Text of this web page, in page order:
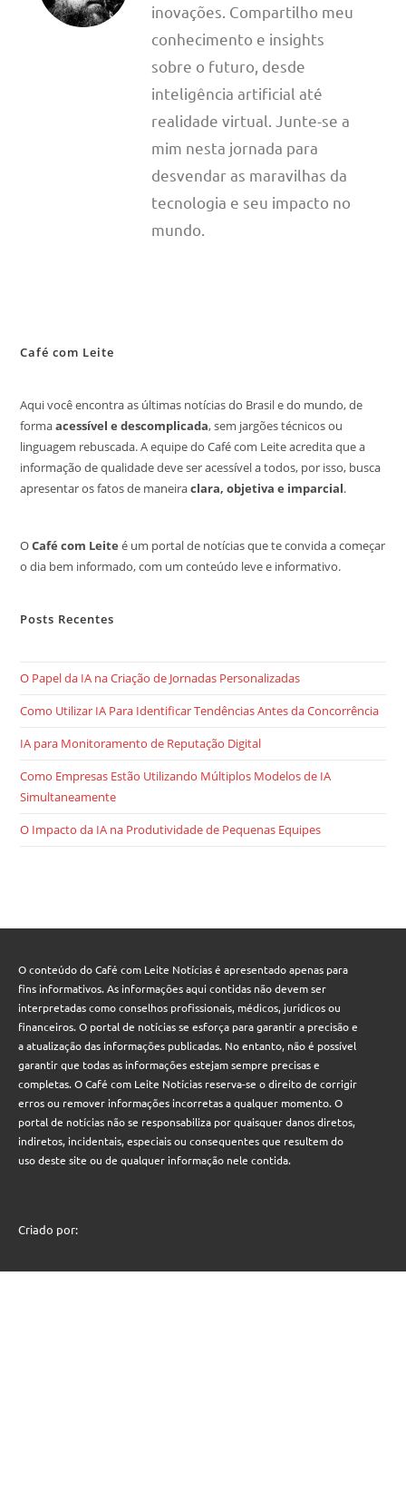
inovações. Compartilho meu
conhecimento e insights
sobre o futuro, desde
inteligência artificial até
realidade virtual. Junte-se a
mim nesta jornada para
desvendar as maravilhas da
tecnologia e seu impacto no
mundo.
Café com Leite
Aqui você encontra as últimas notícias do Brasil e do mundo, de
formaacessível e descomplicada, sem jargões técnicos ou
linguagem rebuscada. A equipe do Café com Leite acredita que a
informação de qualidade deve ser acessível a todos, por isso, busca
apresentar os fatos de maneiraclara, objetiva e imparcial.
OCafé com Leite é um portal de notícias que te convida a começar
o dia bem informado, com um conteúdo leve e informativo.
Posts Recentes
O Papel da IA na Criação de Jornadas Personalizadas
Como Utilizar IA Para Identificar Tendências Antes da Concorrência
IA para Monitoramento de Reputação Digital
Como Empresas Estão Utilizando Múltiplos Modelos de IA
Simultaneamente
O Impacto da IA na Produtividade de Pequenas Equipes
O conteúdo do Café com Leite Notícias é apresentado apenas para
fins informativos. As informações aqui contidas não devem ser
interpretadas como conselhos profissionais, médicos, jurídicos ou
financeiros. O portal de notícias se esforça para garantir a precisão e
a atualização das informações publicadas. No entanto, não é possível
garantir que todas as informações estejam sempre precisas e
completas. O Café com Leite Notícias reserva-se o direito de corrigir
erros ou remover informações incorretas a qualquer momento. O
portal de notícias não se responsabiliza por quaisquer danos diretos,
indiretos, incidentais, especiais ou consequentes que resultem do
uso deste site ou de qualquer informação nele contida.
Criado por: